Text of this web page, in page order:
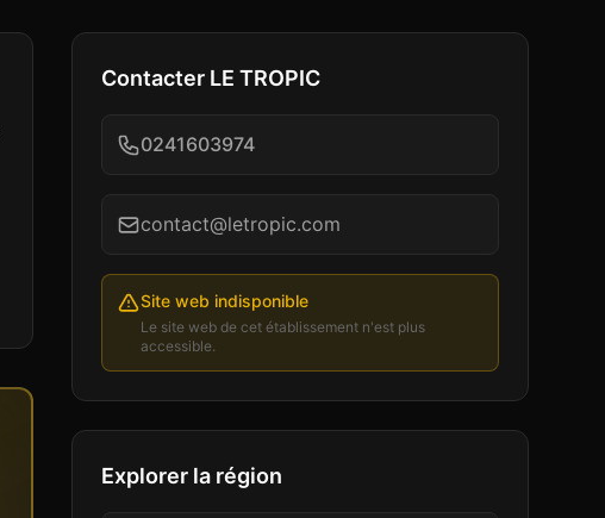
Contacter LE TROPIC
0241603974
contact@letropic.com
Site web indisponible
Le site web de cet établissement n'est plus
accessible.
Explorer la région